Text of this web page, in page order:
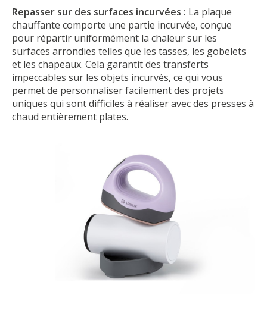
Repasser sur des surfaces incurvées : La plaque
chauffante comporte une partie incurvée, conçue
pour répartir uniformément la chaleur sur les
surfaces arrondies telles que les tasses, les gobelets
et les chapeaux. Cela garantit des transferts
impeccables sur les objets incurvés, ce qui vous
permet de personnaliser facilement des projets
uniques qui sont difficiles à réaliser avec des presses à
chaud entièrement plates.